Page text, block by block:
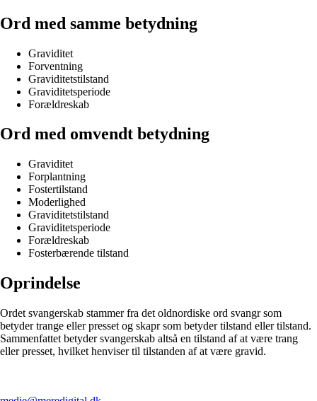
Ord med samme betydning
Graviditet
Forventning
Graviditetstilstand
Graviditetsperiode
Forældreskab
Ord med omvendt betydning
Graviditet
Forplantning
Fostertilstand
Moderlighed
Graviditetstilstand
Graviditetsperiode
Forældreskab
Fosterbærende tilstand
Oprindelse
Ordet svangerskab stammer fra det oldnordiske ord svangr som
betyder trange eller presset og skapr som betyder tilstand eller tilstand.
Sammenfattet betyder svangerskab altså en tilstand af at være trang
eller presset, hvilket henviser til tilstanden af at være gravid.